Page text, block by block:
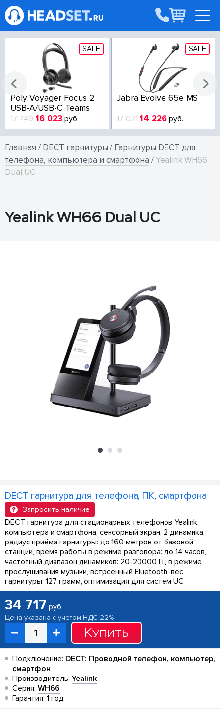
SALE
Poly Voyager Focus 2
USB-A/USB-C Teams
17 749 16 023 руб.
SALE
Jabra Evolve 65e MS
17 071 14 226руб.
Главная / DECT гарнитуры / Гарнитуры DECT для
телефона, компьютера и смартфона /Yealink WH66
Dual UC
Yealink WH66 Dual UC
DECT гарнитура для телефона, ПК, смартфона
Запросить наличие
DECT гарнитура для стационарных телефонов Yealink,
компьютера и смартфона, сенсорный экран, 2 динамика,
радиус приёма гарнитуры: до 160 метров от базовой
станции, время работы в режиме разговора: до 14 часов,
частотный диапазон динамиков: 20-20000 Гц в режиме
прослушивания музыки, встроенный Bluetooth, вес
гарнитуры: 127 грамм, оптимизация для систем UC
34 717 руб.
Цена указана с учетом НДС 22%
Купить
Подключение: DECT: Проводной телефон, компьютер,
смартфон
Производитель: Yealink
Серия: WH66
Гарантия: 1 год